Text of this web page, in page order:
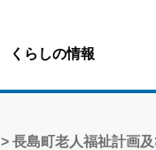
くらしの情報
> 長島町老人福祉計画